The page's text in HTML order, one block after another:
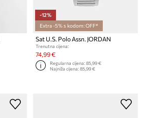
-12%
Extra -5% s kodom: OFF*
Sat U.S. Polo Assn. JORDAN
Trenutna cijena:
74,99 €
Regularna cijena:85,99 €
Najniža cijena:85,99 €